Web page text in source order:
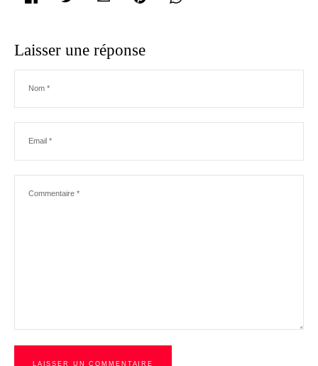
Laisser une réponse
Nom *
Email *
Commentaire *
LAISSER UN COMMENTAIRE